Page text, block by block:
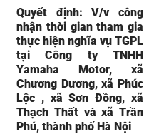
Quyết định: V/v công
nhận thời gian tham gia
thực hiện nghĩa vụ TGPL
tại Công ty TNHH
Yamaha Motor, xã
Chương Dương, xã Phúc
Lộc , xã Sơn Đồng, xã
Thạch Thất và xã Trần
Phú, thành phố Hà Nội